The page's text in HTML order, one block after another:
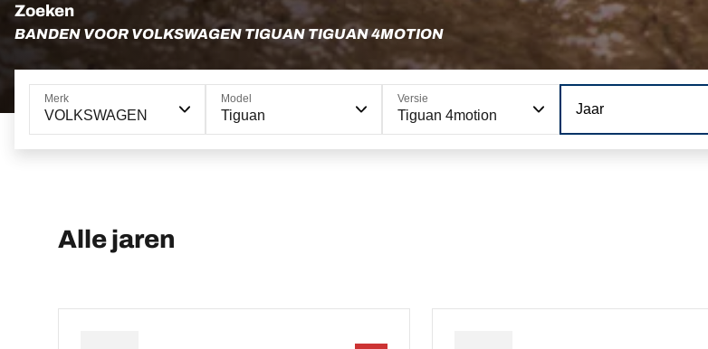
Zoeken
BANDEN VOOR VOLKSWAGEN TIGUAN TIGUAN 4MOTION
Merk
VOLKSWAGEN
Model
Tiguan
Versie
Tiguan 4motion Jaar
Alle jaren